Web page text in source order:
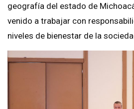
geografía del estado de
venido a trabajar con
niveles de bienestar de la